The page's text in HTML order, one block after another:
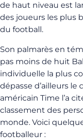
de haut niveau est
des joueurs les plus
du football.
Son palmarès en
pas moins de huit
individuelle la plus
dépasse d’ailleurs
américain Time l’a
classement des
monde. Voici
footballeur :